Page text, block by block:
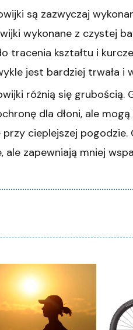
są zazwyczaj
wykonane z czystej
tracenia kształtu i
jest bardziej trwała i
różnią się grubością.
dla dłoni, ale
cieplejszej pogodzie.
ale zapewniają mniej